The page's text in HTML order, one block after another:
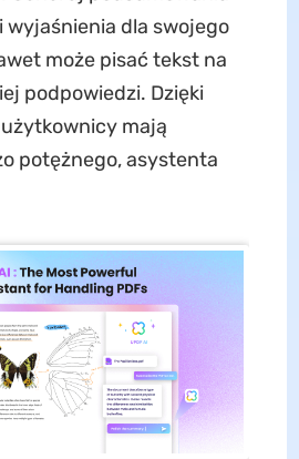
wyjaśnienia dla swojego
może pisać tekst na
podpowiedzi. Dzięki
mają
potężnego, asystenta